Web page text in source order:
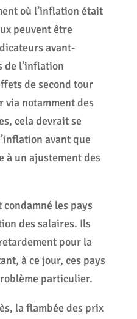
où l’inflation était
peuvent être
avant-
de l’inflation
de second tour
via notamment des
cela devrait se
avant que
à un ajustement des
les pays
des salaires. Ils
pour la
à ce jour, ces pays
particulier.
la flambée des prix